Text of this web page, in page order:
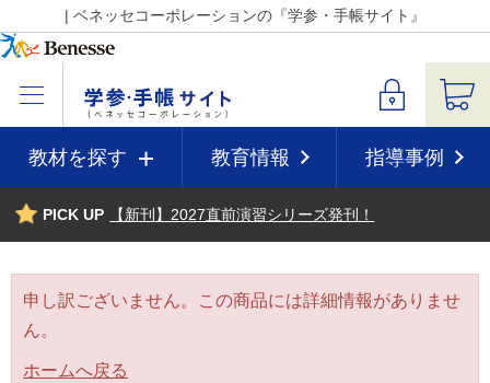
| ベネッセコーポレーションの『学参・手帳サイト』
教材を探す 教育情報 指導事例
PICK UP 【新刊】2027直前演習シリーズ発刊！
申し訳ございません。この商品には詳細情報がありませ
ん。
ホームへ戻る